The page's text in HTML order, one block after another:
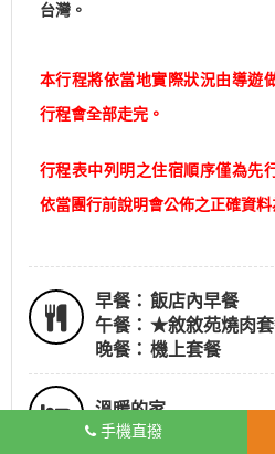
台灣。
本行程將依當地實際狀況由導遊
行程會全部走完。
行程表中列明之住宿順序僅為先
依當團行前說明會公佈之正確資料
早餐： 飯店內早餐
午餐： ★敘敘苑燒肉套
晚餐： 機上套餐
溫暖的家
手機直撥